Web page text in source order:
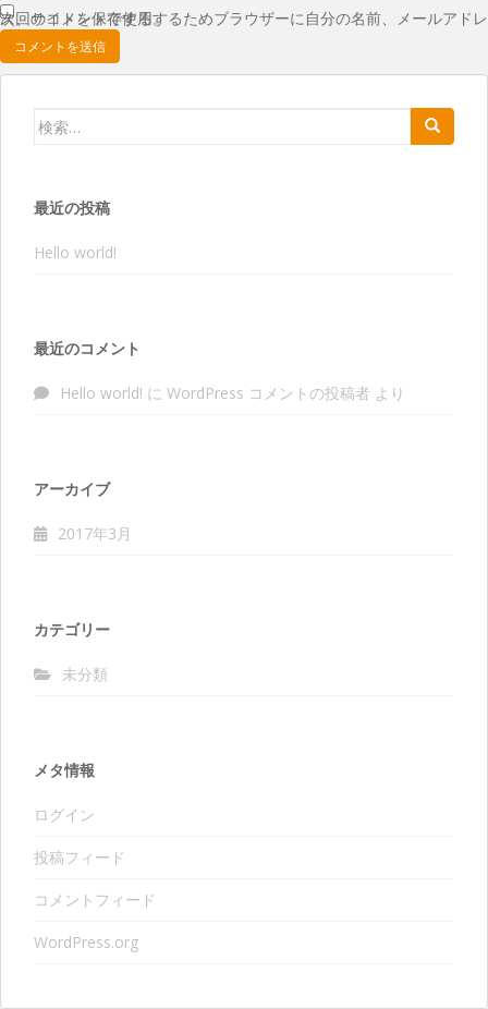
次回のコメントで使用するためブラウザーに自分の名前、メールアドレス、サイトを保存する。
最近の投稿
Hello world!
最近のコメント
Hello world! に WordPress コメントの投稿者 より
アーカイブ
2017年3月
カテゴリー
未分類
メタ情報
ログイン
投稿フィード
コメントフィード
WordPress.org